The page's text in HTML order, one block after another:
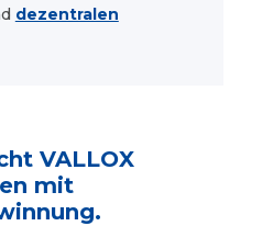
dezentralen
VALLOX
mit